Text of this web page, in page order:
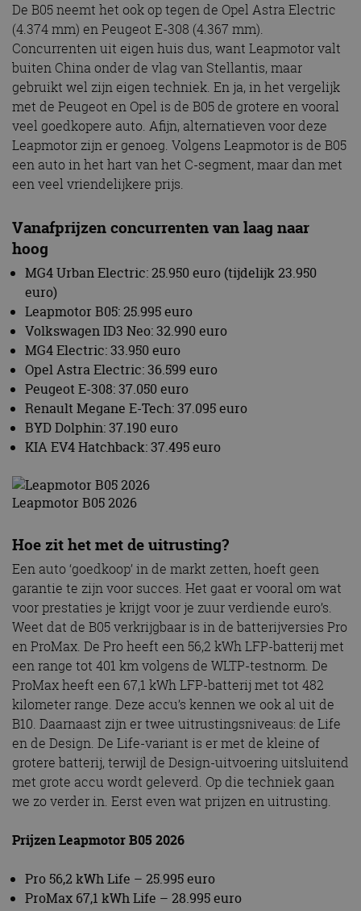
De B05 neemt het ook op tegen de Opel Astra Electric
(4.374 mm) en Peugeot E-308 (4.367 mm).
Concurrenten uit eigen huis dus, want Leapmotor valt
buiten China onder de vlag van Stellantis, maar
gebruikt wel zijn eigen techniek. En ja, in het vergelijk
met de Peugeot en Opel is de B05 de grotere en vooral
veel goedkopere auto. Afijn, alternatieven voor deze
Leapmotor zijn er genoeg. Volgens Leapmotor is de B05
een auto in het hart van het C-segment, maar dan met
een veel vriendelijkere prijs.
Vanafprijzen concurrenten van laag naar
hoog
MG4 Urban Electric: 25.950 euro (tijdelijk 23.950
euro)
Leapmotor B05: 25.995 euro
Volkswagen ID3 Neo: 32.990 euro
MG4 Electric: 33.950 euro
Opel Astra Electric: 36.599 euro
Peugeot E-308: 37.050 euro
Renault Megane E-Tech: 37.095 euro
BYD Dolphin: 37.190 euro
KIA EV4 Hatchback: 37.495 euro
Leapmotor B05 2026
Hoe zit het met de uitrusting?
Een auto ‘goedkoop’ in de markt zetten, hoeft geen
garantie te zijn voor succes. Het gaat er vooral om wat
voor prestaties je krijgt voor je zuur verdiende euro’s.
Weet dat de B05 verkrijgbaar is in de batterijversies Pro
en ProMax. De Pro heeft een 56,2 kWh LFP-batterij met
een range tot 401 km volgens de WLTP-testnorm. De
ProMax heeft een 67,1 kWh LFP-batterij met tot 482
kilometer range. Deze accu’s kennen we ook al uit de
B10. Daarnaast zijn er twee uitrustingsniveaus: de Life
en de Design. De Life-variant is er met de kleine of
grotere batterij, terwijl de Design-uitvoering uitsluitend
met grote accu wordt geleverd. Op die techniek gaan
we zo verder in. Eerst even wat prijzen en uitrusting.
Prijzen Leapmotor B05 2026
Pro 56,2 kWh Life – 25.995 euro
ProMax 67,1 kWh Life – 28.995 euro